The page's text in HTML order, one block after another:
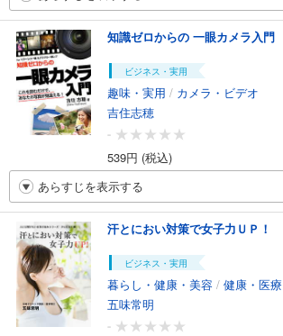
知識ゼロからの 一眼カメラ入門
ビジネス・実用
趣味・実用 / カメラ・ビデオ
吉住志穂
-
539円 (税込)
あらすじを表示する
汗とにおい対策で女子力ＵＰ！
ビジネス・実用
暮らし・健康・美容 / 健康・医療
五味常明
-